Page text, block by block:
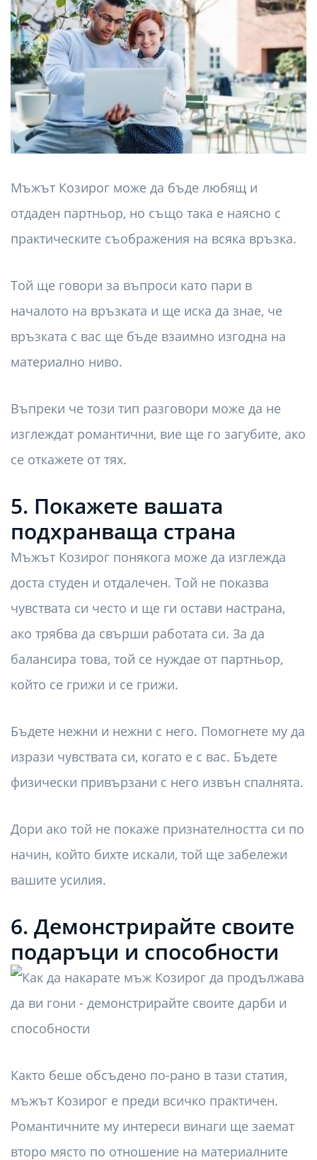
Мъжът Козирог може да бъде любящ и
отдаден партньор, но също така е наясно с
практическите съображения на всяка връзка.
Той ще говори за въпроси като пари в
началото на връзката и ще иска да знае, че
връзката с вас ще бъде взаимно изгодна на
материално ниво.
Въпреки че този тип разговори може да не
изглеждат романтични, вие ще го загубите, ако
се откажете от тях.
5. Покажете вашата
подхранваща страна
Мъжът Козирог понякога може да изглежда
доста студен и отдалечен. Той не показва
чувствата си често и ще ги остави настрана,
ако трябва да свърши работата си. За да
балансира това, той се нуждае от партньор,
който се грижи и се грижи.
Бъдете нежни и нежни с него. Помогнете му да
изрази чувствата си, когато е с вас. Бъдете
физически привързани с него извън спалнята.
Дори ако той не покаже признателността си по
начин, който бихте искали, той ще забележи
вашите усилия.
6. Демонстрирайте своите
подаръци и способности
Както беше обсъдено по-рано в тази статия,
мъжът Козирог е преди всичко практичен.
Романтичните му интереси винаги ще заемат
второ място по отношение на материалните